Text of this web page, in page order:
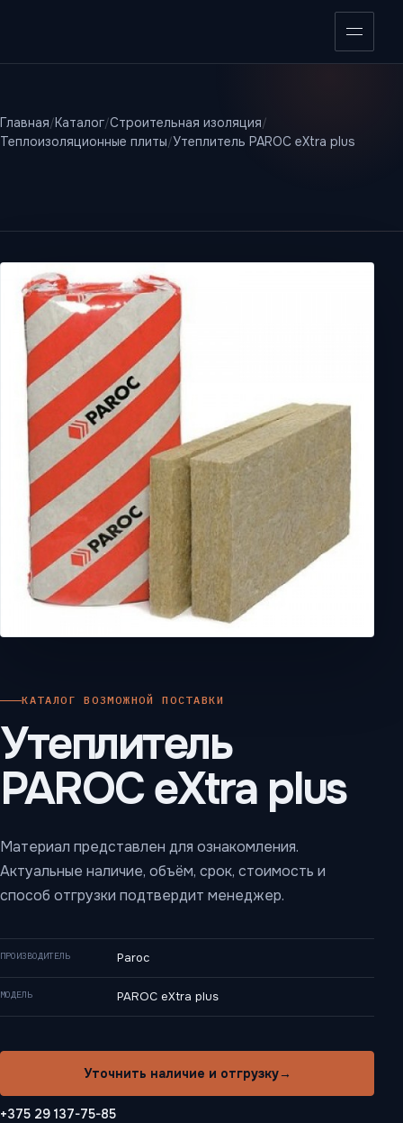
Главная Каталог Строительная изоляция
Теплоизоляционные плиты Утеплитель PAROC eXtra plus
КАТАЛОГ ВОЗМОЖНОЙ ПОСТАВКИ
Утеплитель
PAROC eXtra plus
Материал представлен для ознакомления.
Актуальные наличие, объём, срок, стоимость и
способ отгрузки подтвердит менеджер.
ПРОИЗВОДИТЕЛЬ Paroc
МОДЕЛЬ PAROC eXtra plus
Уточнить наличие и отгрузку→
+375 29 137-75-85